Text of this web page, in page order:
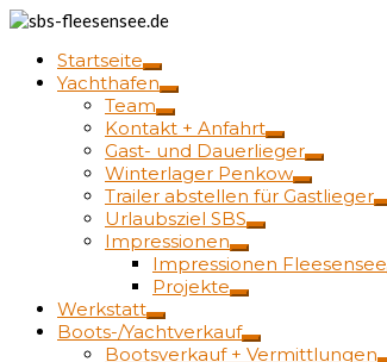
Startseite
Yachthafen
Team
Kontakt + Anfahrt
Gast- und Dauerlieger
Winterlager Penkow
Trailer abstellen für Gastlieger
Urlaubsziel SBS
Impressionen
Impressionen Fleesensee
Projekte
Werkstatt
Boots-/Yachtverkauf
Bootsverkauf + Vermittlungen